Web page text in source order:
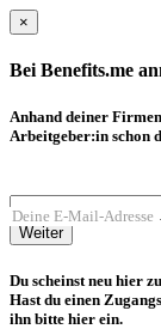
×
Bei Benefits.me
Anhand deiner
Arbeitgeber:in schon
Deine E-Mail-Adresse
Weiter
Du scheinst neu hier
Hast du einen
ihn bitte hier ein.